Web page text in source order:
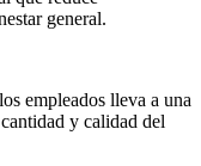
general.
empleados lleva a una
y calidad del